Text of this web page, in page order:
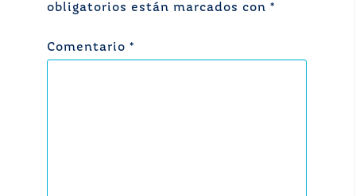
obligatorios están marcados con *
Comentario *